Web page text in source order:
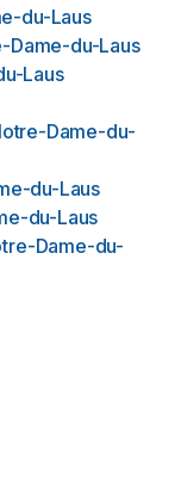
du-Laus
Dame-du-Laus
Laus
Dame-du-
du-Laus
du-Laus
Dame-du-